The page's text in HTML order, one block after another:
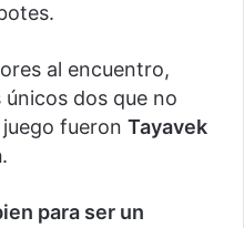
al encuentro,
dos que no
fueron Tayavek
.
para ser un